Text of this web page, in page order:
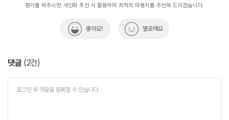
평가를 해주시면 개인화 추천 시 활용하여 최적의 여행지를 추천해 드리겠습니다.
좋아요! 별로예요
댓글 (2건)